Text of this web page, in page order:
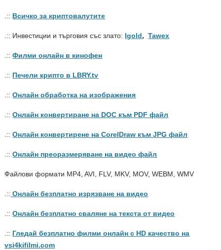
.:: Всичко за криптовалутите
.:: Инвестиции и търговия със злато: Igold,Tawex
.::Филми онлайн в кинофен
.:: Печели крипто в LBRY.tv
.::Онлайн обработка на изображения
.::Онлайн конвертиране на DOC към PDF файл
.::Онлайн конвертирене на CorelDraw към JPG файл
.::Онлайн преоразмеряване на видео файл
Файлови формати MP4, AVI, FLV, MKV, MOV, WEBM, WMV
.:: Онлайн безплатно изрязване на видео
.::Онлайн безплатно сваляне на текста от видео
.:: Гледай безплатно филми онлайн с HD качество на
vsi4kifilmi.com